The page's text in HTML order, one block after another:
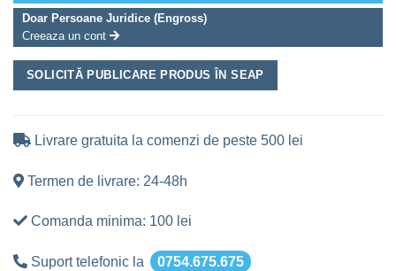
Doar Persoane Juridice (Engross)
Creeaza un cont
SOLICITĂ PUBLICARE PRODUS ÎN SEAP
Livrare gratuita la comenzi de peste 500 lei
Termen de livrare: 24-48h
Comanda minima: 100 lei
Suport telefonic la 0754.675.675